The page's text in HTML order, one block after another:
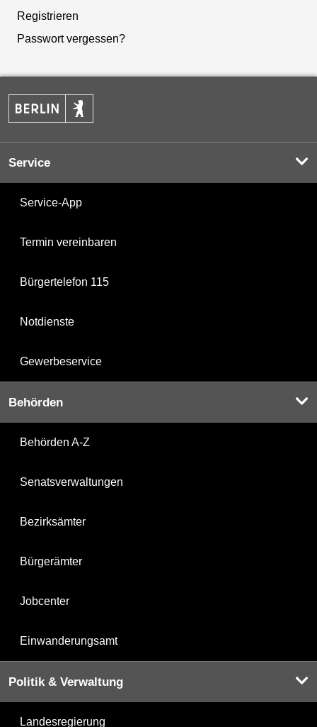
Registrieren
Passwort vergessen?
Service
Service-App
Termin vereinbaren
Bürgertelefon 115
Notdienste
Gewerbeservice
Behörden
Behörden A-Z
Senatsverwaltungen
Bezirksämter
Bürgerämter
Jobcenter
Einwanderungsamt
Politik & Verwaltung
Landesregierung